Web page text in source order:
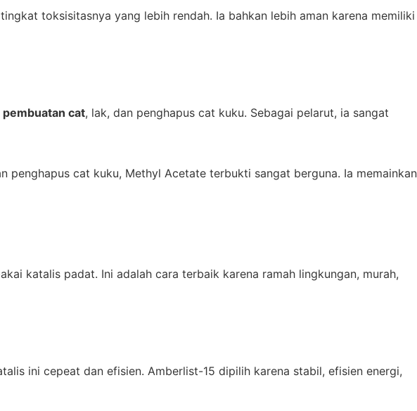
toksisitasnya yang lebih rendah. Ia bahkan lebih aman karena memiliki
pembuatan cat, lak, dan penghapus cat kuku. Sebagai pelarut, ia sangat
cat kuku, Methyl Acetate terbukti sangat berguna. Ia memainkan
katalis padat. Ini adalah cara terbaik karena ramah lingkungan, murah,
ini cepeat dan efisien. Amberlist-15 dipilih karena stabil, efisien energi,